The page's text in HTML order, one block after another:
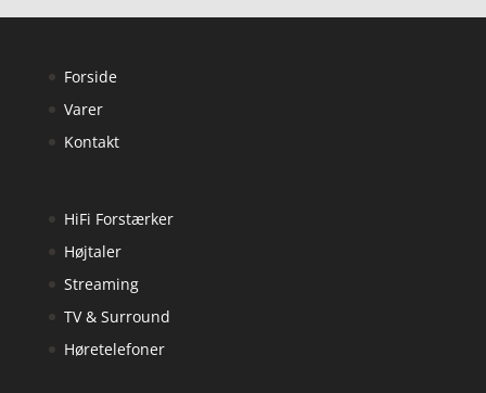
Forside
Varer
Kontakt
HiFi Forstærker
Højtaler
Streaming
TV & Surround
Høretelefoner